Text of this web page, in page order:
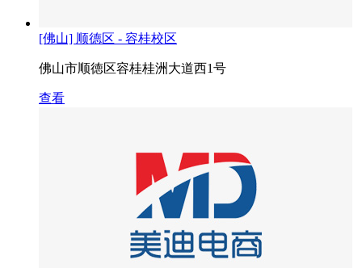
[佛山] 顺德区 - 容桂校区
佛山市顺徳区容桂桂洲大道西1号
查看